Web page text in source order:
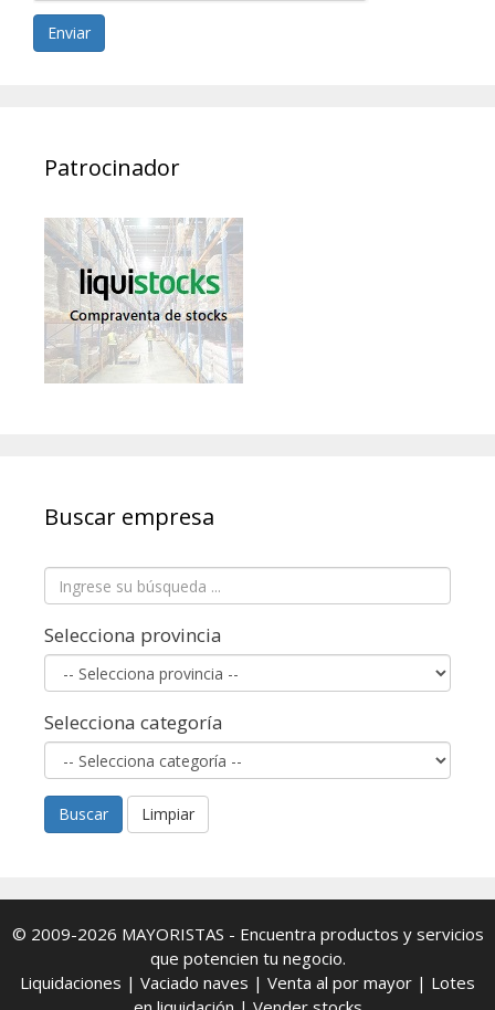
Enviar
Patrocinador
Buscar empresa
Selecciona provincia
Selecciona categoría
Buscar Limpiar
© 2009-2026 MAYORISTAS - Encuentra productos y servicios
que potencien tu negocio.
Liquidaciones | Vaciado naves | Venta al por mayor | Lotes